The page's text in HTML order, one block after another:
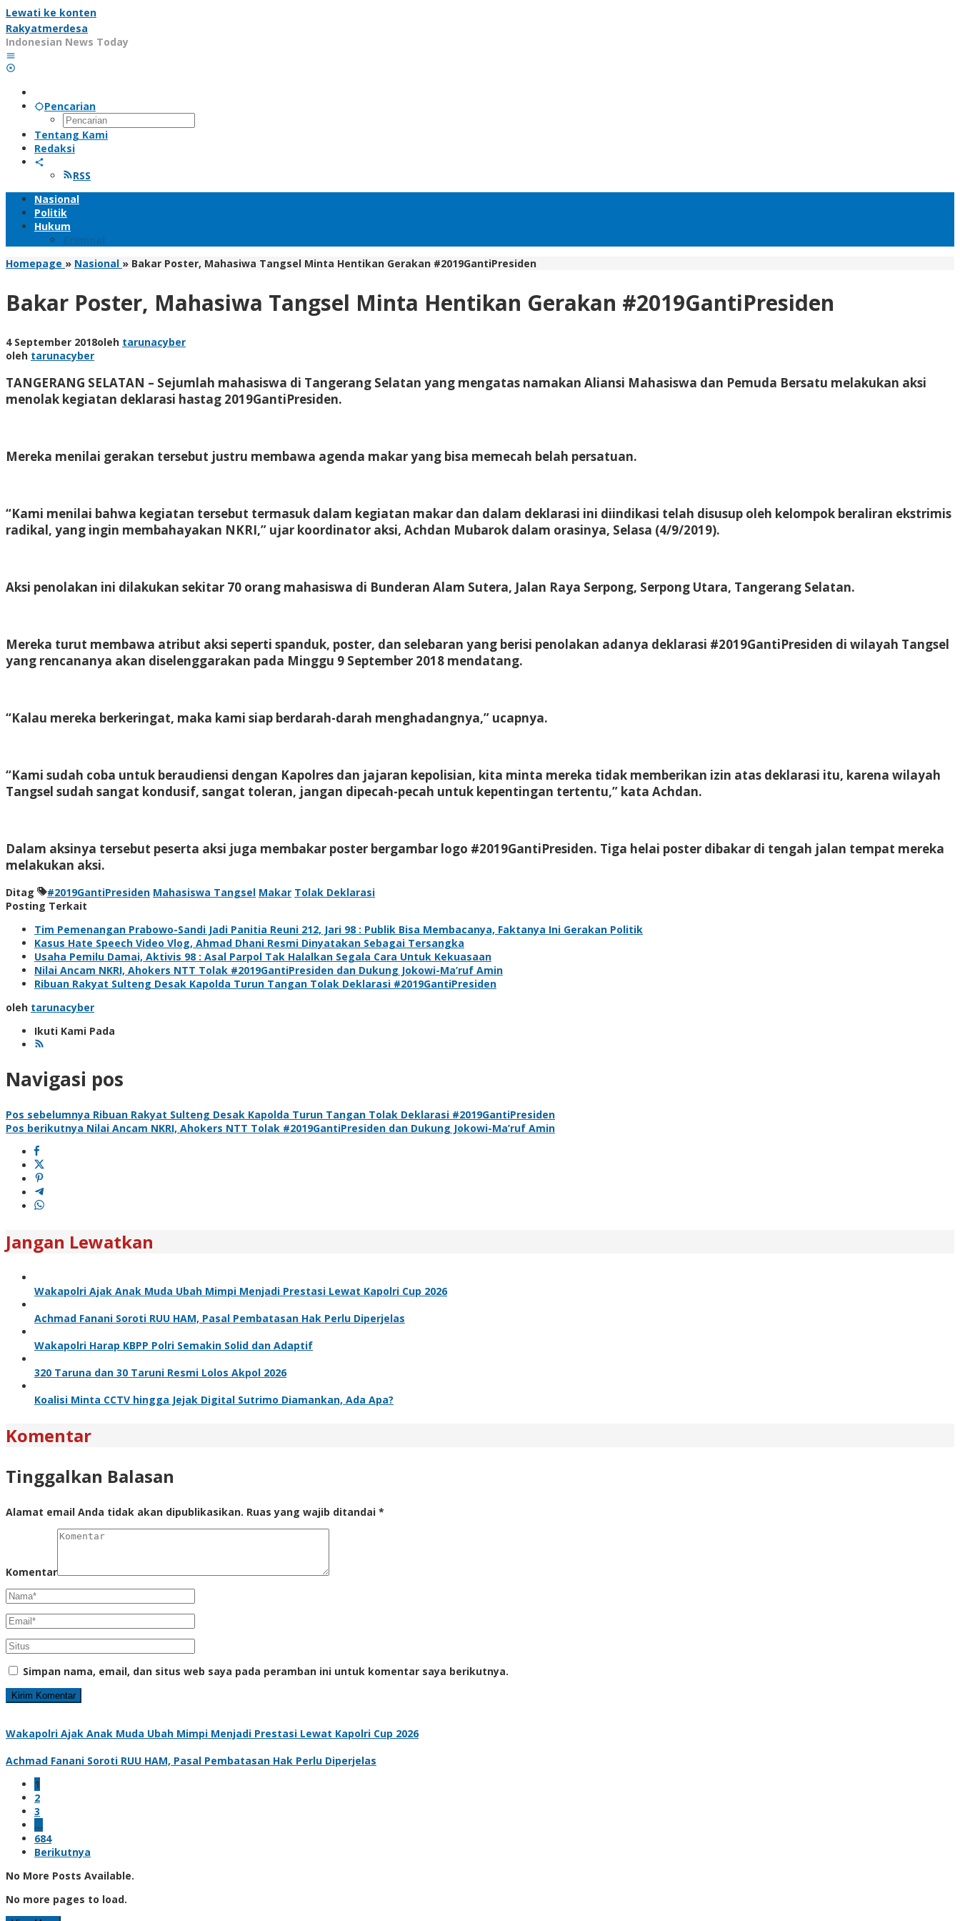
Lewati ke konten
Rakyatmerdesa
Indonesian News Today
Pencarian
Tentang Kami
Redaksi
RSS
Nasional
Politik
Hukum
Kriminal
Homepage » Nasional » Bakar Poster, Mahasiwa Tangsel Minta Hentikan Gerakan #2019GantiPresiden
Bakar Poster, Mahasiwa Tangsel Minta Hentikan Gerakan #2019GantiPresiden
4 September 2018oleh tarunacyber
oleh tarunacyber
TANGERANG SELATAN – Sejumlah mahasiswa di Tangerang Selatan yang mengatas namakan Aliansi Mahasiswa dan Pemuda Bersatu melakukan aksi
menolak kegiatan deklarasi hastag 2019GantiPresiden.
Mereka menilai gerakan tersebut justru membawa agenda makar yang bisa memecah belah persatuan.
“Kami menilai bahwa kegiatan tersebut termasuk dalam kegiatan makar dan dalam deklarasi ini diindikasi telah disusup oleh kelompok beraliran ekstrimis
radikal, yang ingin membahayakan NKRI,” ujar koordinator aksi, Achdan Mubarok dalam orasinya, Selasa (4/9/2019).
Aksi penolakan ini dilakukan sekitar 70 orang mahasiswa di Bunderan Alam Sutera, Jalan Raya Serpong, Serpong Utara, Tangerang Selatan.
Mereka turut membawa atribut aksi seperti spanduk, poster, dan selebaran yang berisi penolakan adanya deklarasi #2019GantiPresiden di wilayah Tangsel
yang rencananya akan diselenggarakan pada Minggu 9 September 2018 mendatang.
“Kalau mereka berkeringat, maka kami siap berdarah-darah menghadangnya,” ucapnya.
“Kami sudah coba untuk beraudiensi dengan Kapolres dan jajaran kepolisian, kita minta mereka tidak memberikan izin atas deklarasi itu, karena wilayah
Tangsel sudah sangat kondusif, sangat toleran, jangan dipecah-pecah untuk kepentingan tertentu,” kata Achdan.
Dalam aksinya tersebut peserta aksi juga membakar poster bergambar logo #2019GantiPresiden. Tiga helai poster dibakar di tengah jalan tempat mereka
melakukan aksi.
Ditag #2019GantiPresiden Mahasiswa Tangsel Makar Tolak Deklarasi
Posting Terkait
Tim Pemenangan Prabowo-Sandi Jadi Panitia Reuni 212, Jari 98 : Publik Bisa Membacanya, Faktanya Ini Gerakan Politik
Kasus Hate Speech Video Vlog, Ahmad Dhani Resmi Dinyatakan Sebagai Tersangka
Usaha Pemilu Damai, Aktivis 98 : Asal Parpol Tak Halalkan Segala Cara Untuk Kekuasaan
Nilai Ancam NKRI, Ahokers NTT Tolak #2019GantiPresiden dan Dukung Jokowi-Ma’ruf Amin
Ribuan Rakyat Sulteng Desak Kapolda Turun Tangan Tolak Deklarasi #2019GantiPresiden
oleh tarunacyber
Ikuti Kami Pada
Navigasi pos
Pos sebelumnya Ribuan Rakyat Sulteng Desak Kapolda Turun Tangan Tolak Deklarasi #2019GantiPresiden
Pos berikutnya Nilai Ancam NKRI, Ahokers NTT Tolak #2019GantiPresiden dan Dukung Jokowi-Ma’ruf Amin
Jangan Lewatkan
Wakapolri Ajak Anak Muda Ubah Mimpi Menjadi Prestasi Lewat Kapolri Cup 2026
Achmad Fanani Soroti RUU HAM, Pasal Pembatasan Hak Perlu Diperjelas
Wakapolri Harap KBPP Polri Semakin Solid dan Adaptif
320 Taruna dan 30 Taruni Resmi Lolos Akpol 2026
Koalisi Minta CCTV hingga Jejak Digital Sutrimo Diamankan, Ada Apa?
Komentar
Tinggalkan Balasan
Alamat email Anda tidak akan dipublikasikan. Ruas yang wajib ditandai *
Komentar
Simpan nama, email, dan situs web saya pada peramban ini untuk komentar saya berikutnya.
Wakapolri Ajak Anak Muda Ubah Mimpi Menjadi Prestasi Lewat Kapolri Cup 2026
Achmad Fanani Soroti RUU HAM, Pasal Pembatasan Hak Perlu Diperjelas
1
2
3
…
684
Berikutnya
No More Posts Available.
No more pages to load.